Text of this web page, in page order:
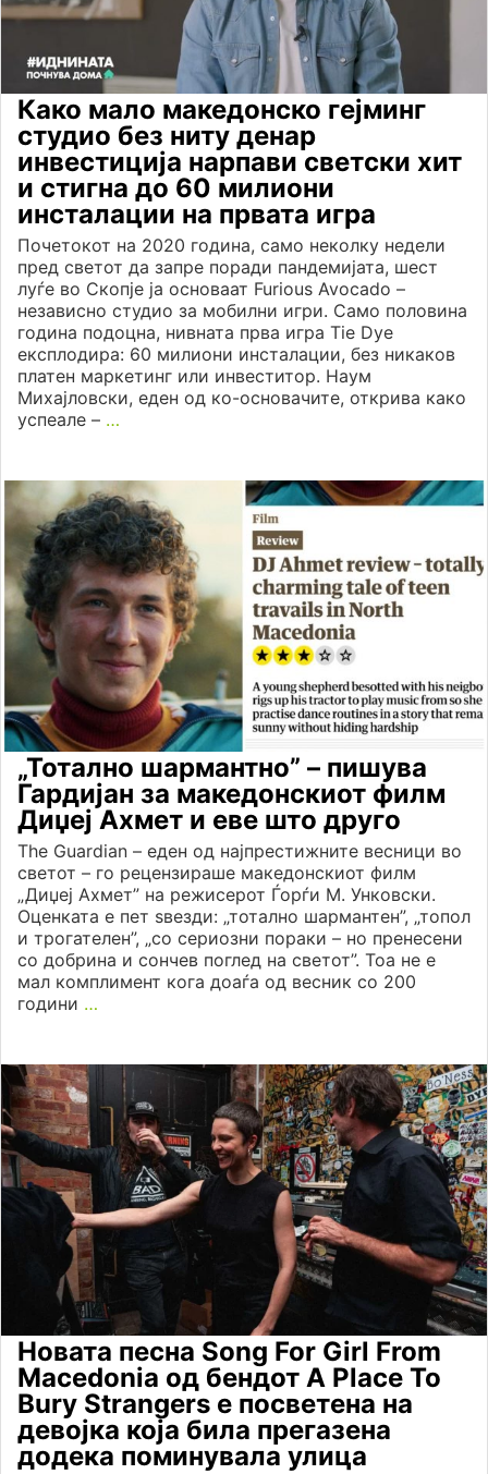
Како мало македонско гејминг
студио без ниту денар
инвестиција нарпави светски хит
и стигна до 60 милиони
инсталации на првата игра
Почетокот на 2020 година, само неколку недели
пред светот да запре поради пандемијата, шест
луѓе во Скопје ја основаат Furious Avocado –
независно студио за мобилни игри. Само половина
година подоцна, нивната прва игра Tie Dye
експлодира: 60 милиони инсталации, без никаков
платен маркетинг или инвеститор. Наум
Михајловски, еден од ко-основачите, открива како
успеале – …
„Тотално шармантно” – пишува
Гардијан за македонскиот филм
Диџеј Ахмет и еве што друго
The Guardian – еден од најпрестижните весници во
светот – го рецензираше македонскиот филм
„Диџеј Ахмет” на режисерот Ѓорѓи М. Унковски.
Оценката е пет ѕвезди: „тотално шармантен”, „топол
и трогателен”, „со сериозни пораки – но пренесени
со добрина и сончев поглед на светот”. Тоа не е
мал комплимент кога доаѓа од весник со 200
години …
Новата песна Song For Girl From
Macedonia од бендот A Place To
Bury Strangers е посветена на
девојка која била прегазена
додека поминувала улица